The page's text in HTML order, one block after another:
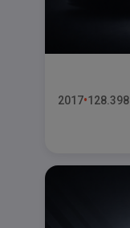
2017 128.398